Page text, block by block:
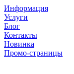
Информация
Услуги
Блог
Контакты
Новинка
Промо-страницы